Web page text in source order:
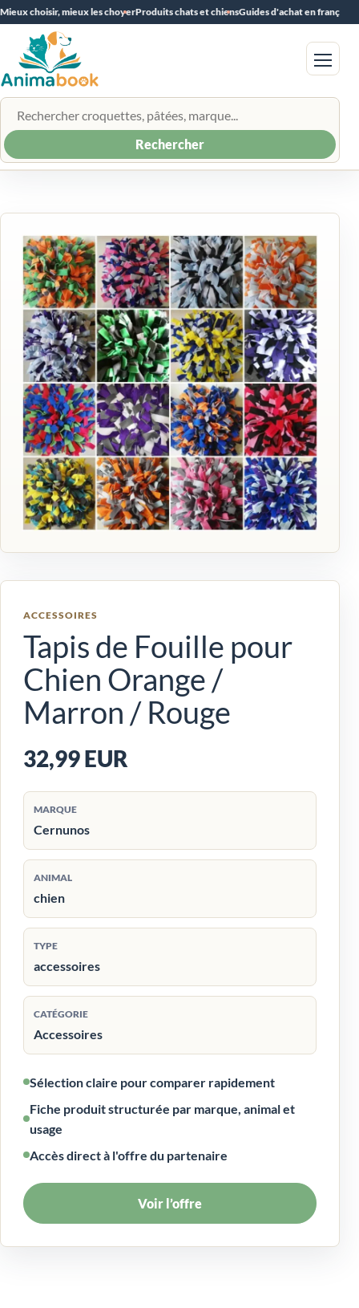
Mieux choisir, mieux les choyerProduits chats et chiensGuides d'achat en français
Rechercher un produit
Rechercher
Menu
ACCESSOIRES
Tapis de Fouille pour
Chien Orange /
Marron / Rouge
32,99 EUR
MARQUE
Cernunos
ANIMAL
chien
TYPE
accessoires
CATÉGORIE
Accessoires
Sélection claire pour comparer rapidement
Fiche produit structurée par marque, animal et
usage
Accès direct à l'offre du partenaire
Voir l’offre